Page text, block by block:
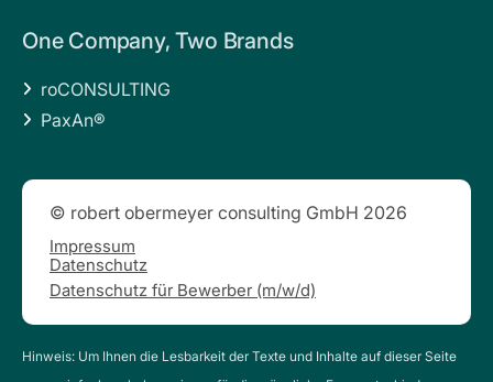
One Company, Two Brands
 roCONSULTING
 PaxAn®
© robert obermeyer consulting GmbH 2026
Impressum
Datenschutz
Datenschutz für Bewerber (m/w/d)
Hinweis: Um Ihnen die Lesbarkeit der Texte und Inhalte auf dieser Seite